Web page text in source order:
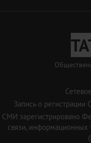
Запись о
СМИ зарегистрировано
связи,